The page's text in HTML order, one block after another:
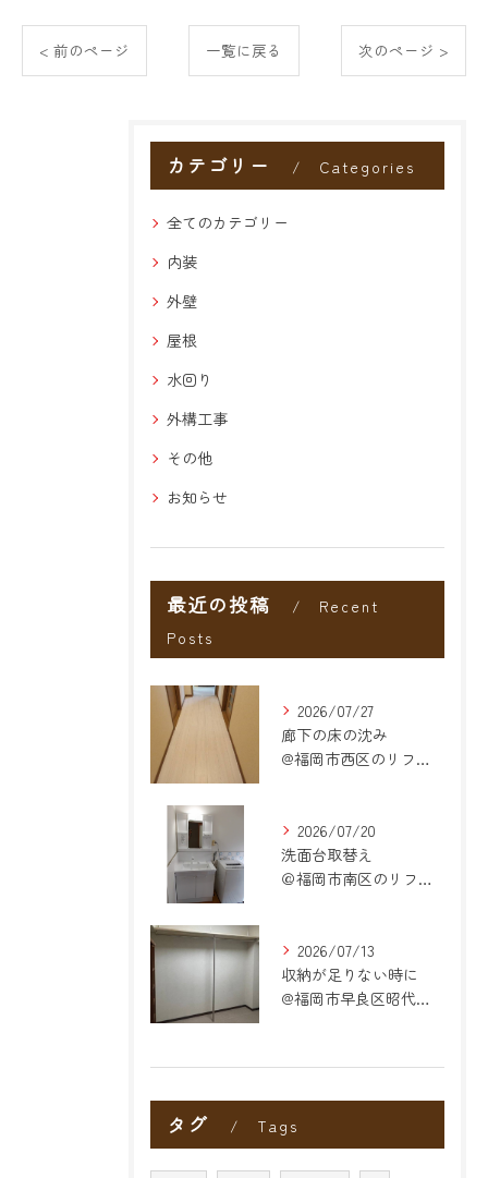
< 前のページ 一覧に戻る 次のページ >
カテゴリー Categories
全てのカテゴリー
内装
外壁
屋根
水回り
外構工事
その他
お知らせ
最近の投稿
Recent
Posts
2026/07/27
廊下の床の沈み
@福岡市西区のリフォーム
2026/07/20
洗面台取替え
＠福岡市南区のリフォーム
2026/07/13
収納が足りない時に
@福岡市早良区昭代のリフォーム
タグ Tags